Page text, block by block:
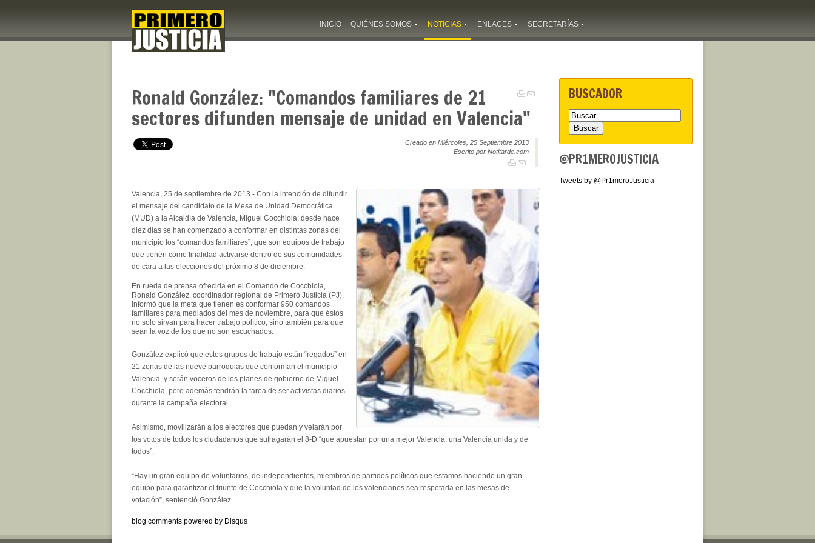
INICIO QUIÉNES SOMOS NOTICIAS ENLACES SECRETARÍAS
Ronald González: "Comandos familiares de 21
sectores difunden mensaje de unidad en Valencia"
Creado en Miércoles, 25 Septiembre 2013
Escrito por Notitarde.com
Valencia, 25 de septiembre de 2013.- Con la intención de difundir
el mensaje del candidato de la Mesa de Unidad Democrática
(MUD) a la Alcaldía de Valencia, Miguel Cocchiola; desde hace
diez días se han comenzado a conformar en distintas zonas del
municipio los “comandos familiares”, que son equipos de trabajo
que tienen como finalidad activarse dentro de sus comunidades
de cara a las elecciones del próximo 8 de diciembre.
En rueda de prensa ofrecida en el Comando de Cocchiola,
Ronald González, coordinador regional de Primero Justicia (PJ),
informó que la meta que tienen es conformar 950 comandos
familiares para mediados del mes de noviembre, para que éstos
no solo sirvan para hacer trabajo político, sino también para que
sean la voz de los que no son escuchados.
González explicó que estos grupos de trabajo están “regados” en
21 zonas de las nueve parroquias que conforman el municipio
Valencia, y serán voceros de los planes de gobierno de Miguel
Cocchiola, pero además tendrán la tarea de ser activistas diarios
durante la campaña electoral.
Asimismo, movilizarán a los electores que puedan y velarán por
los votos de todos los ciudadanos que sufragarán el 8-D “que apuestan por una mejor Valencia, una Valencia unida y de
todos”.
“Hay un gran equipo de voluntarios, de independientes, miembros de partidos políticos que estamos haciendo un gran
equipo para garantizar el triunfo de Cocchiola y que la voluntad de los valencianos sea respetada en las mesas de
votación”, sentenció González.
blog comments powered by Disqus
BUSCADOR
@PR1MEROJUSTICIA
Tweets by @Pr1meroJusticia